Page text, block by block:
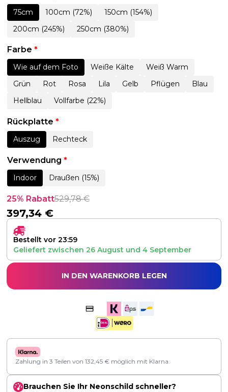
75cm 100cm (72%)
150cm (154%)
200cm (245%)
250cm (380%)
Farbe *
Wie auf dem Foto Weiße Kälte
Weiß Warm
Grün
Rot Rosa Lila Gelb Pflügen
Blau
Hellblau
Vollfarbe (22%)
Rückplatte *
Auszug Rechteck
Verwendung *
Indoor Draußen (15%)
25% Rabatt529,78€
397,34 €
Bestellt vor 23:59
Geliefert zwischen 26 August und 4 September
IN DEN WARENKORB LEGEN
Zahlung in 3 Teilen von 132,45 € möglich mit Klarna.
Brauchen Sie Ihr Neonschild schneller?